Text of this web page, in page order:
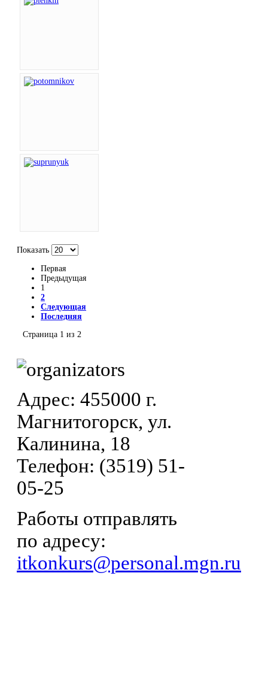
Показать
Первая
Предыдущая
1
2
Следующая
Последняя
Страница 1 из 2
Адрес: 455000 г.
Магнитогорск, ул.
Калинина, 18
Телефон: (3519) 51-
05-25
Работы отправлять
по адресу:
itkonkurs@personal.mgn.ru